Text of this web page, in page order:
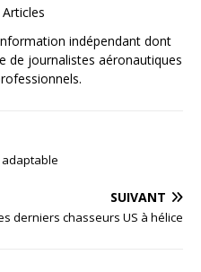
indépendant dont
de journalistes aéronautiques
SUIVANT
derniers chasseurs US à hélice